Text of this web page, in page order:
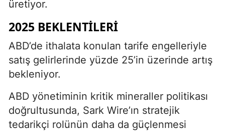
üretiyor.
2025 BEKLENTILERI
ABD’de ithalata konulan tarife engelleriyle
satış gelirlerinde yüzde 25’in üzerinde artış
bekleniyor.
ABD yönetiminin kritik mineraller politikası
doğrultusunda, Sark Wire’ın stratejik
tedarikçi rolünün daha da güçlenmesi